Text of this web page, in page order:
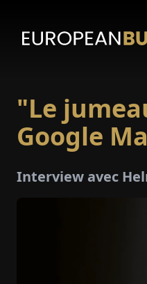
"Le
Google
Interview avec